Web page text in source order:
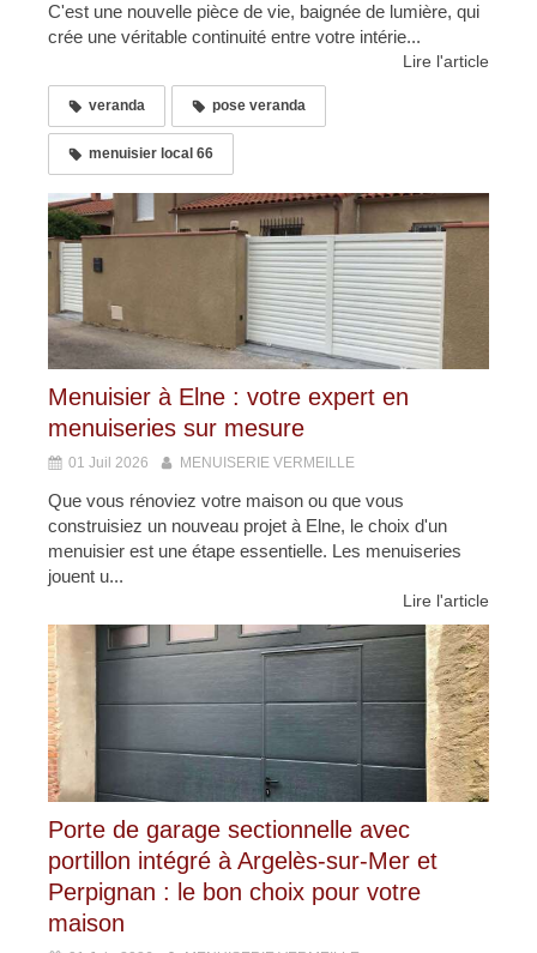
C'est une nouvelle pièce de vie, baignée de lumière, qui
crée une véritable continuité entre votre intérie...
Lire l'article
veranda pose veranda
menuisier local 66
Menuisier à Elne : votre expert en
menuiseries sur mesure
01 Juil 2026 MENUISERIE VERMEILLE
Que vous rénoviez votre maison ou que vous
construisiez un nouveau projet à Elne, le choix d'un
menuisier est une étape essentielle. Les menuiseries
jouent u...
Lire l'article
Porte de garage sectionnelle avec
portillon intégré à Argelès-sur-Mer et
Perpignan : le bon choix pour votre
maison